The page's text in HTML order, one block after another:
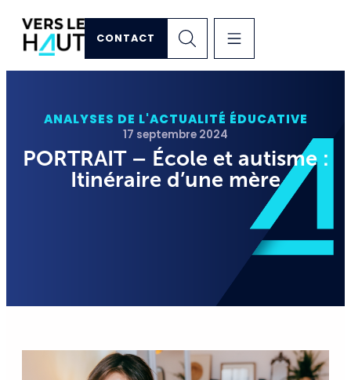
CONTACT
ANALYSES DE L'ACTUALITÉ ÉDUCATIVE
17 septembre 2024
PORTRAIT – École et autisme :
Itinéraire d’une mère